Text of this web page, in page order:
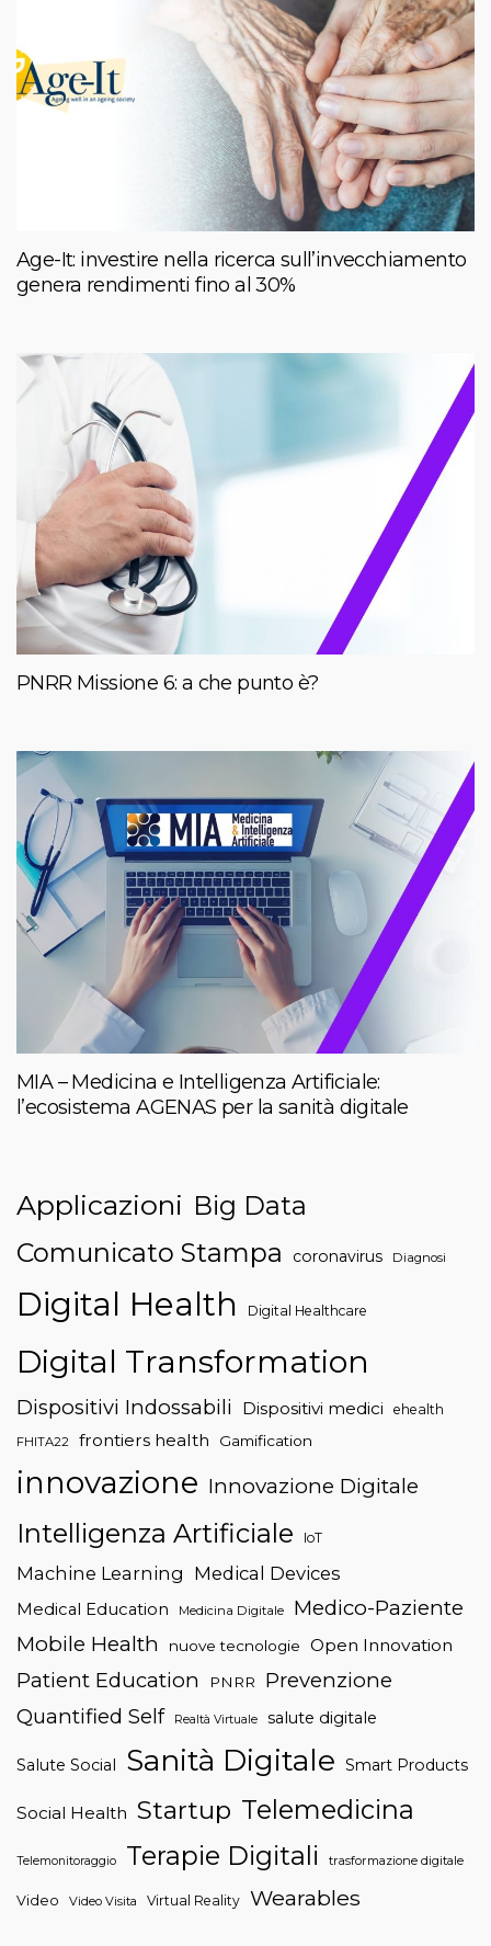
Age-It: investire nella ricerca sull’invecchiamento
genera rendimenti fino al 30%
PNRR Missione 6: a che punto è?
MIA – Medicina e Intelligenza Artificiale:
l’ecosistema AGENAS per la sanità digitale
Applicazioni Big Data
Comunicato Stampa
coronavirus Diagnosi
Digital Health Digital Healthcare
Digital Transformation
Dispositivi Indossabili Dispositivi medici ehealth
FHITA22 frontiers health Gamification
innovazione Innovazione Digitale
Intelligenza Artificiale IoT
Machine Learning Medical Devices
Medical Education Medicina Digitale
Medico-Paziente
Mobile Health
nuove tecnologie Open Innovation
Patient Education PNRR
Prevenzione
Quantified Self
Realtà Virtuale salute digitale
Salute Social Sanità Digitale Smart Products
Social Health Startup Telemedicina
Telemonitoraggio Terapie Digitali trasformazione digitale
Video Video Visita Virtual Reality Wearables